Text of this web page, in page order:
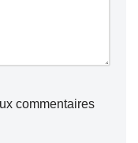
commentaires